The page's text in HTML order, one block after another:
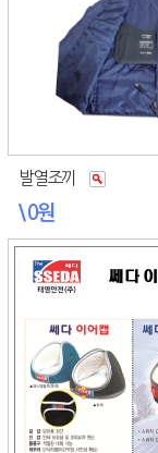
발열조끼
\ 0원